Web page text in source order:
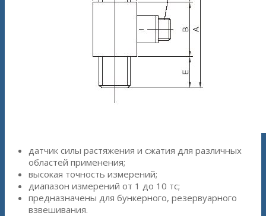
датчик силы растяжения и сжатия для различных
областей применения;
высокая точность измерений;
диапазон измерений от 1 до 10 тс;
предназначены для бункерного, резервуарного
взвешивания.